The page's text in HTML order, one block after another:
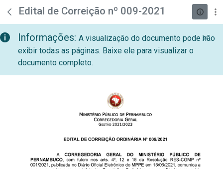
Pular para o Conteúdo principal
teste descricao
Edital de Correição nº 009-2021
Informações: A visualização do documento pode não
exibir todas as páginas. Baixe ele para visualizar o
documento completo.